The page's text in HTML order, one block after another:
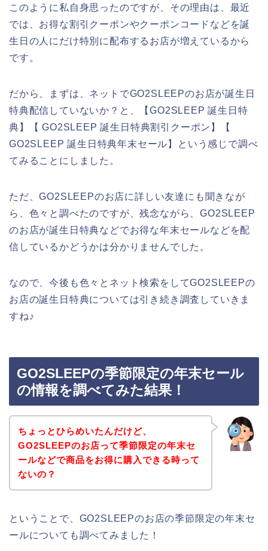
このように私自身思ったのですが、その理由は、最近
では、お得な割引クーポンやクーポンコードなどを誕
生日の人にだけ特別に配布するお店が増えているから
です。
だから、まずは、ネットでGO2SLEEPのお店が誕生日
特典配信していないか？と、【GO2SLEEP 誕生日特
典】【 GO2SLEEP 誕生日特典割引クーポン】【
GO2SLEEP 誕生日特典年末セール】という感じで調べ
てみることにしました。
ただ、GO2SLEEPのお店に詳しい友達にも聞きなが
ら、色々と調べたのですが、残念ながら、GO2SLEEP
のお店が誕生日特典などでお得な年末セールなどを配
信しているかどうかは分かりませんでした。
なので、今後も色々とネット検索をしてGO2SLEEPの
お店の誕生日特典については引き続き調査していきま
すね♪
GO2SLEEPの季節限定の年末セール
の情報を調べてみた結果！
ちょっとひらめいたんだけど、
GO2SLEEPのお店って季節限定の年末セ
ールなどで商品をお得に購入できる時って
ないの？
ということで、GO2SLEEPのお店の季節限定の年末セ
ールについても調べてみました！